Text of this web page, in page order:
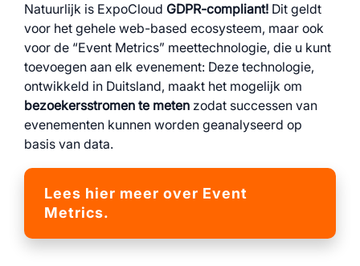
Natuurlijk is ExpoCloud GDPR-compliant! Dit geldt
voor het gehele web-based ecosysteem, maar ook
voor de “Event Metrics” meettechnologie, die u kunt
toevoegen aan elk evenement: Deze technologie,
ontwikkeld in Duitsland, maakt het mogelijk om
bezoekersstromen te meten zodat successen van
evenementen kunnen worden geanalyseerd op
basis van data.
Lees hier meer over Event
Metrics.